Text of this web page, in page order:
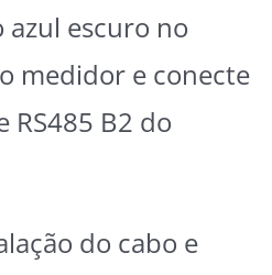
azul escuro no
medidor e conecte
RS485 B2 do
do cabo e